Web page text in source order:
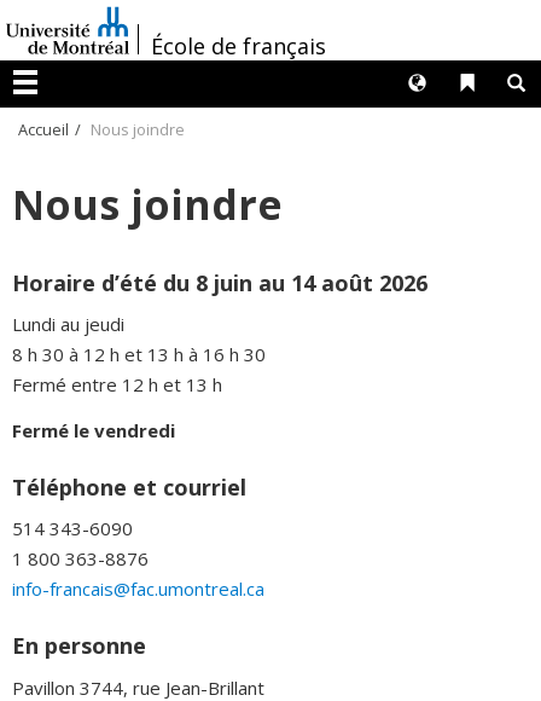
au
contenu
/École de français
Menu
Liens
Langues
Accueil Nous joindre
Nous joindre
Horaire d’été du 8 juin au 14 août 2026
Lundi au jeudi
8 h 30 à 12 h et 13 h à 16 h 30
Fermé entre 12 h et 13 h
Fermé le vendredi
Téléphone et courriel
514 343-6090
1 800 363-8876
info-francais@fac.umontreal.ca
En personne
Pavillon 3744, rue Jean-Brillant